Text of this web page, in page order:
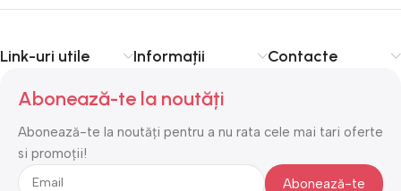
Link-uri utile Informații Contacte
Abonează-te la noutăți
Abonează-te la noutăți pentru a nu rata cele mai tari oferte
si promoții!